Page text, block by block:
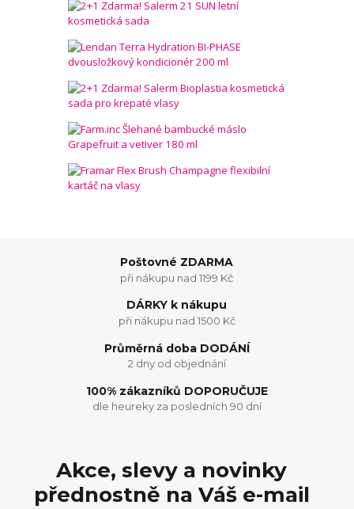
Poštovné ZDARMA
při nákupu nad 1199 Kč
DÁRKY k nákupu
při nákupu nad 1500 Kč
Průměrná doba DODÁNÍ
2 dny od objednání
100% zákazníků DOPORUČUJE
dle heureky za posledních 90 dní
Akce, slevy a novinky
přednostně na Váš e-mail